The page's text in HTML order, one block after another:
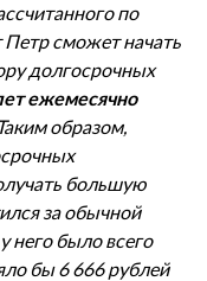
по
Петр сможет начать
долгосрочных
ежемесячно
образом,
большую
за обычной
него было всего
бы 6 666 рублей